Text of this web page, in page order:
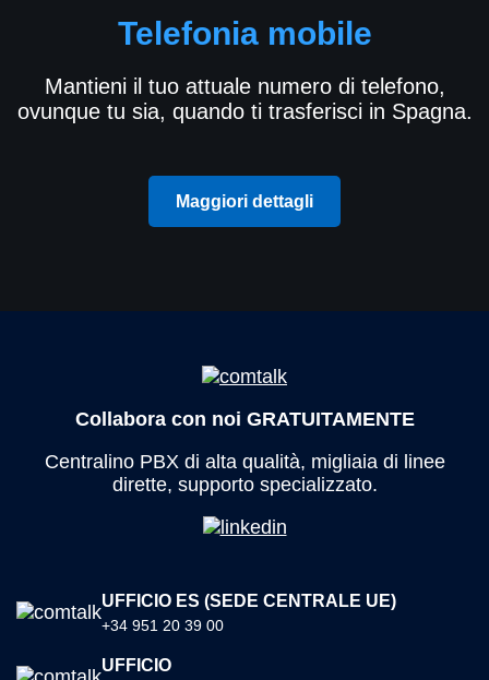
Telefonia mobile
Mantieni il tuo attuale numero di telefono,
ovunque tu sia, quando ti trasferisci in Spagna.
Maggiori dettagli
Collabora con noi GRATUITAMENTE
Centralino PBX di alta qualità, migliaia di linee
dirette, supporto specializzato.
UFFICIO ES (SEDE CENTRALE UE)
+34 951 20 39 00
UFFICIO